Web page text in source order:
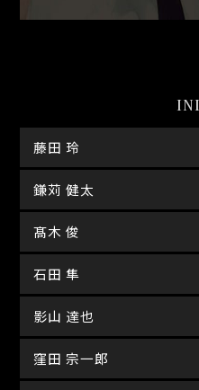
藤田 玲
鎌苅 健太
髙木 俊
石田 隼
影山 達也
窪田 宗一郎